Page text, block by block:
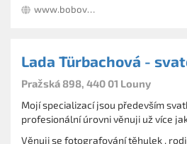
www.bobovnikova.cz
Lada Türbachová -
Pražská 898, 440 01 Louny
Mojí specializací jsou především
profesionální úrovni věnuji už více
Věnuji se fotografování těhulek ,